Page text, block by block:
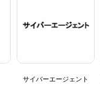
イン
適化サイバーエージェント